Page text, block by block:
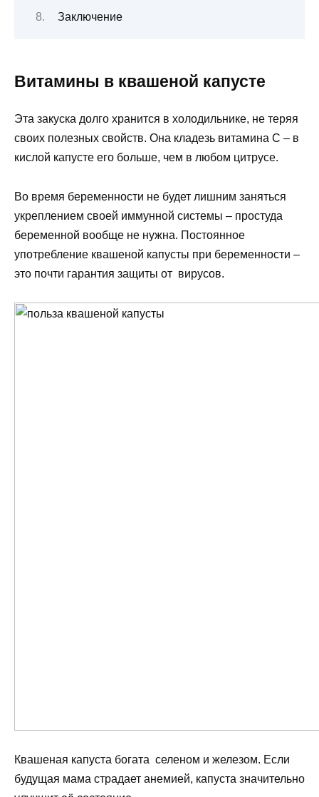
Заключение
Витамины в квашеной капусте
Эта закуска долго хранится в холодильнике, не теряя
своих полезных свойств. Она кладезь витамина С – в
кислой капусте его больше, чем в любом цитрусе.
Во время беременности не будет лишним заняться
укреплением своей иммунной системы – простуда
беременной вообще не нужна. Постоянное
употребление квашеной капусты при беременности –
это почти гарантия защиты от вирусов.
Квашеная капуста богата селеном и железом. Если
будущая мама страдает анемией, капуста значительно